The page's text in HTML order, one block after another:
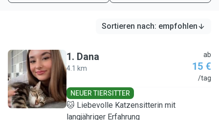
Sortieren nach: empfohlen
D
1. Dana
4.1 km
ab
15 €
/tag
NEUER TIERSITTER
🐱 Liebevolle Katzensitterin mit
langjähriger Erfahrung